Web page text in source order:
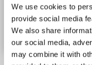
We use cookies to
provide social media
We also share
our social media,
may combine it with
N° du produit
Fiche technique